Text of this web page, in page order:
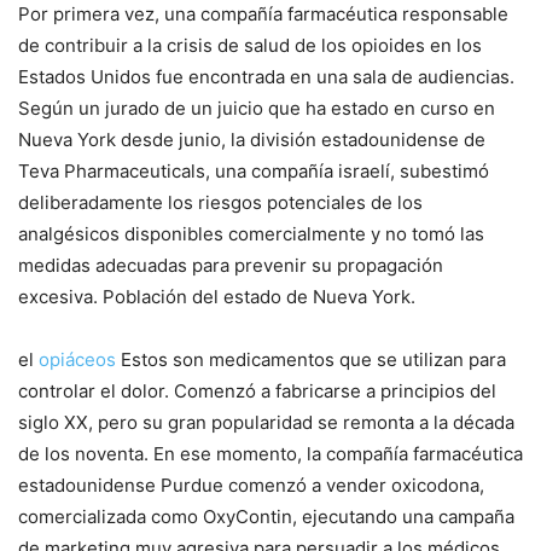
Por primera vez, una compañía farmacéutica responsable
de contribuir a la crisis de salud de los opioides en los
Estados Unidos fue encontrada en una sala de audiencias.
Según un jurado de un juicio que ha estado en curso en
Nueva York desde junio, la división estadounidense de
Teva Pharmaceuticals, una compañía israelí, subestimó
deliberadamente los riesgos potenciales de los
analgésicos disponibles comercialmente y no tomó las
medidas adecuadas para prevenir su propagación
excesiva. Población del estado de Nueva York.
el opiáceos Estos son medicamentos que se utilizan para
controlar el dolor. Comenzó a fabricarse a principios del
siglo XX, pero su gran popularidad se remonta a la década
de los noventa. En ese momento, la compañía farmacéutica
estadounidense Purdue comenzó a vender oxicodona,
comercializada como OxyContin, ejecutando una campaña